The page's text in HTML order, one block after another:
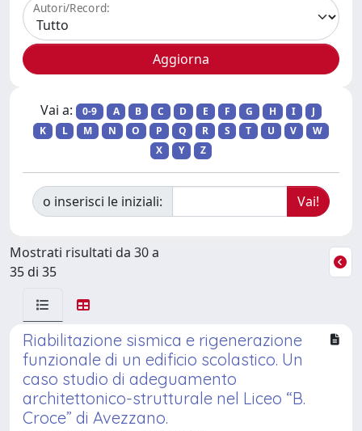
Autori/Record:
Vai a: 0-9 A B C D E F G H I
J
K
L M N O P Q R S T U V
W
X
Y Z
o inserisci le iniziali:
Mostrati risultati da 30 a
35 di 35
Riabilitazione sismica e rigenerazione
funzionale di un edificio scolastico. Un
caso studio di adeguamento
architettonico-strutturale nel Liceo “B.
Croce” di Avezzano.